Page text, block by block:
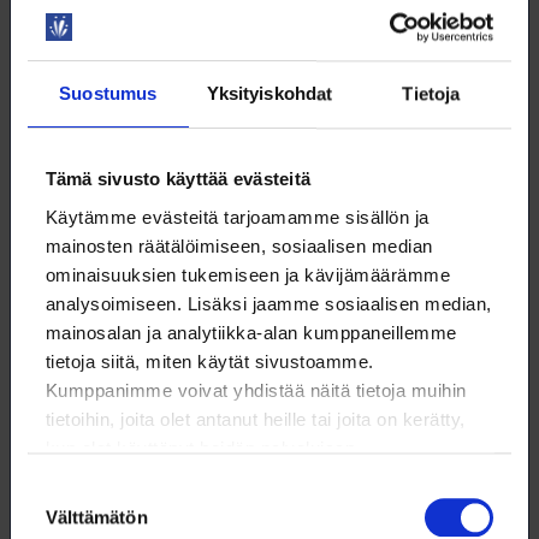
Suostumus Yksityiskohdat Tietoja
Tämä sivusto käyttää evästeitä
Käytämme evästeitä tarjoamamme sisällön ja
mainosten räätälöimiseen, sosiaalisen median
ominaisuuksien tukemiseen ja kävijämäärämme
analysoimiseen. Lisäksi jaamme sosiaalisen median,
mainosalan ja analytiikka-alan kumppaneillemme
tietoja siitä, miten käytät sivustoamme.
Kumppanimme voivat yhdistää näitä tietoja muihin
tietoihin, joita olet antanut heille tai joita on kerätty,
valinta
Välttämätön
työntekijäjärjestöissä on voimakasta, erilaisia
mielenilmauksia on järjestetty jo laajalti, ja tilanne voi
hallitukselle neuvotteluiden aloittamista pikaisesti, jotta
työmarkkinat eivät ajaudu kriisiin. Akava painottaa, että
vaativat monipuolista ja tasapainoista tarkastelua ja
vuoropuhelua työelämäuudistuksista.
Jos vetoomukseen ei vastata, niin miten Akavan hallitus
ja akavalaiset liitot valmistelevat heikennysten
vastustamista? Miten Loimu tässä aikoo osaltaan
toimia?